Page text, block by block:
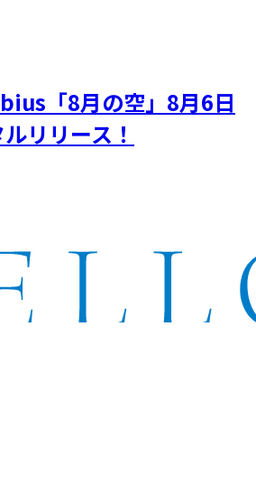
「8月の空」8月6日
リリース！